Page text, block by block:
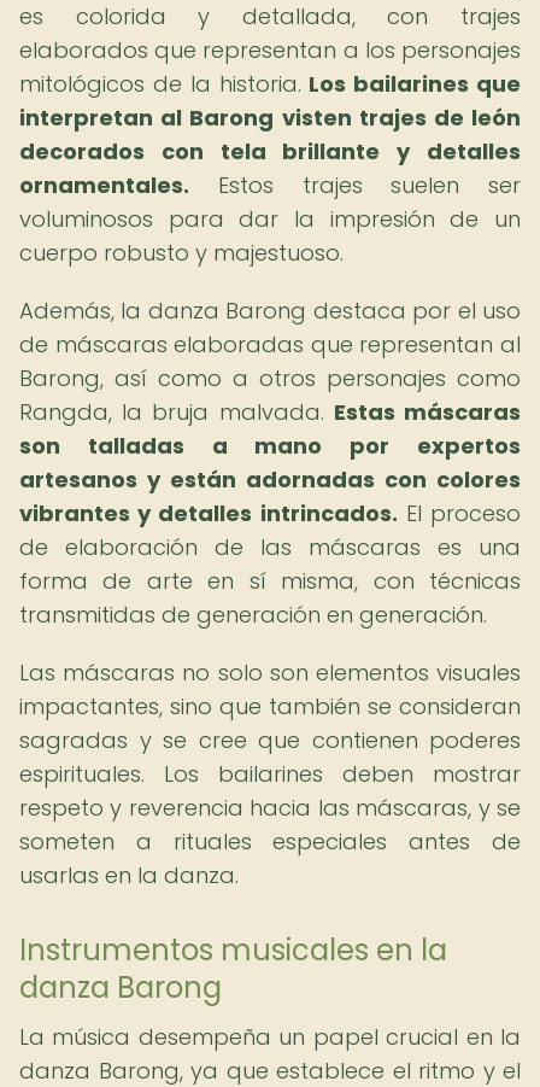
es colorida y detallada, con trajes
elaborados que representan a los personajes
mitológicos de la historia. Los bailarines que
interpretan al Barong visten trajes de león
decorados con tela brillante y detalles
ornamentales. Estos trajes suelen ser
voluminosos para dar la impresión de un
cuerpo robusto y majestuoso.
Además, la danza Barong destaca por el uso
de máscaras elaboradas que representan al
Barong, así como a otros personajes como
Rangda, la bruja malvada. Estas máscaras
son talladas a mano por expertos
artesanos y están adornadas con colores
vibrantes y detalles intrincados. El proceso
de elaboración de las máscaras es una
forma de arte en sí misma, con técnicas
transmitidas de generación en generación.
Las máscaras no solo son elementos visuales
impactantes, sino que también se consideran
sagradas y se cree que contienen poderes
espirituales. Los bailarines deben mostrar
respeto y reverencia hacia las máscaras, y se
someten a rituales especiales antes de
usarlas en la danza.
Instrumentos musicales en la
danza Barong
La música desempeña un papel crucial en la
danza Barong, ya que establece el ritmo y el